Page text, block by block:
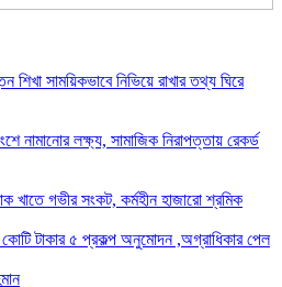
শিখা সাময়িকভাবে নিভিয়ে রাখার তথ্য ঘিরে
নামানোর লক্ষ্য, সামাজিক নিরাপত্তায় রেকর্ড
খাতে গভীর সংকট, কর্মহীন হাজারো শ্রমিক
টাকার ৫ প্রকল্প অনুমোদন ,অগ্রাধিকার পেল